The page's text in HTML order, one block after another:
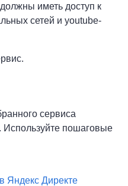
иметь доступ к
сетей и youtube-
сервиса
Используйте пошаговые
Яндекс Директе